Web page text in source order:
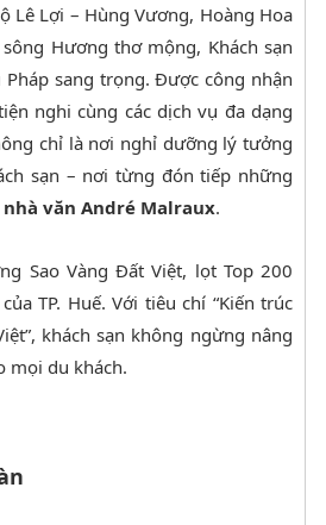
Lê Lợi – Hùng Vương, Hoàng Hoa
Hương thơ mộng, Khách sạn
sang trọng. Được công nhận
nghi cùng các dịch vụ đa dạng
chỉ là nơi nghỉ dưỡng lý tưởng
sạn – nơi từng đón tiếp những
văn André Malraux.
Sao Vàng Đất Việt, lọt Top 200
TP. Huế. Với tiêu chí “Kiến trúc
khách sạn không ngừng nâng
mọi du khách.